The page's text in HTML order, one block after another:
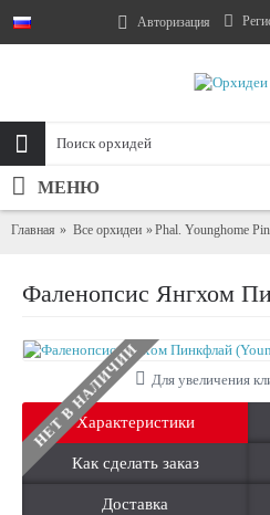
Авторизация
МЕНЮ
Главная Все орхидеи Phal. Younghome
НЕТ В НАЛИЧИИ Для увеличения
Характеристики
Как сделать заказ
Доставка